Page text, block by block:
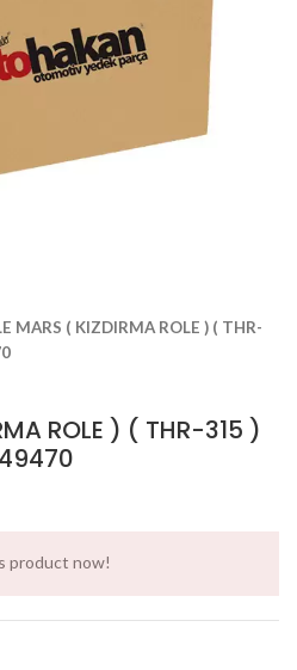
MARS ( KIZDIRMA ROLE ) ( THR-
ROLE ) ( THR-315 )
product now!